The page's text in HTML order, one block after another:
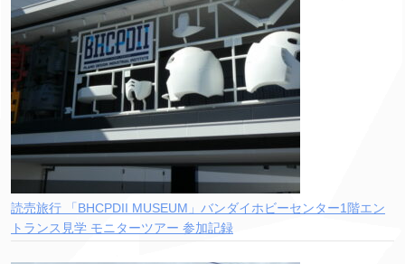
読売旅行 「BHCPDII MUSEUM」バンダイホビーセンター1階エン
トランス見学 モニターツアー 参加記録